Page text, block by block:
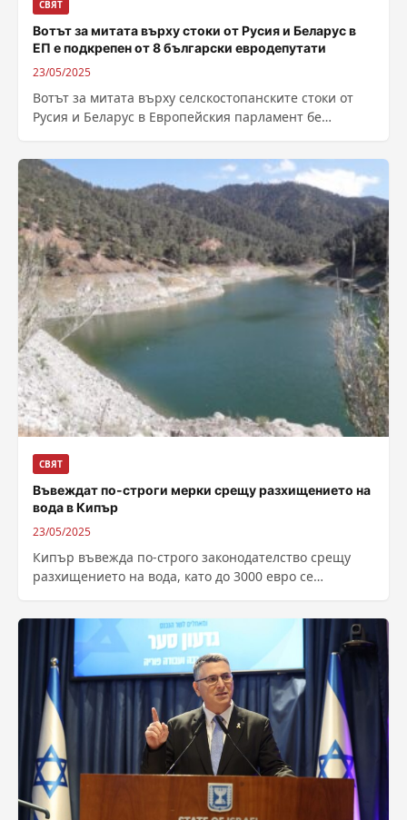
СВЯТ
Вотът за митата върху стоки от Русия и Беларус в
ЕП е подкрепен от 8 български евродепутати
23/05/2025
Вотът за митата върху селскостопанските стоки от
Русия и Беларус в Европейския парламент бе
СВЯТ
Въвеждат по-строги мерки срещу разхищението на
вода в Кипър
23/05/2025
Кипър въвежда по-строго законодателство срещу
разхищението на вода, като до 3000 евро се